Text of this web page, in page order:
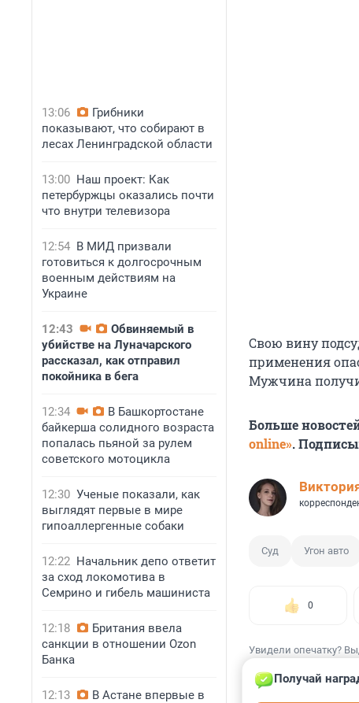
13:06
Грибники
показывают, что собирают в
лесах Ленинградской области
13:00 Наш проект: Как
петербуржцы оказались почти
что внутри телевизора
12:54 В МИД призвали
готовиться к долгосрочным
военным действиям на
Украине
12:43
Обвиняемый в
убийстве на Луначарского
рассказал, как отправил
покойника в бега
12:34
В Башкортостане
байкерша солидного возраста
попалась пьяной за рулем
советского мотоцикла
12:30 Ученые показали, как
выглядят первые в мире
гипоаллергенные собаки
12:22 Начальник депо ответит
за сход локомотива в
Семрино и гибель машиниста
12:18
Британия ввела
санкции в отношении Ozon
Банка
12:13
В Астане впервые в
Свою вину
применения
Мужчина
Больше
online».
Суд Угон авто
0
Увидели опечатку?
Получай